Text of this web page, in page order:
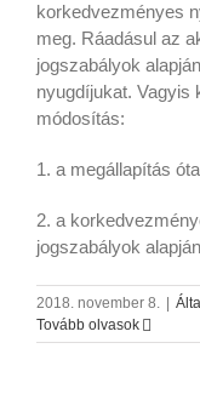
korkedvezményes
meg. Ráadásul az
jogszabályok
nyugdíjukat. Vagyis
módosítás:
1. a megállapítás
2. a
jogszabályok
2018. november 8.
Tovább olvasok